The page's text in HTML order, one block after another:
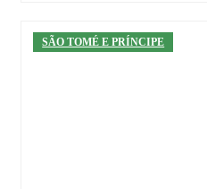
SÃO TOMÉ E PRÍNCIPE